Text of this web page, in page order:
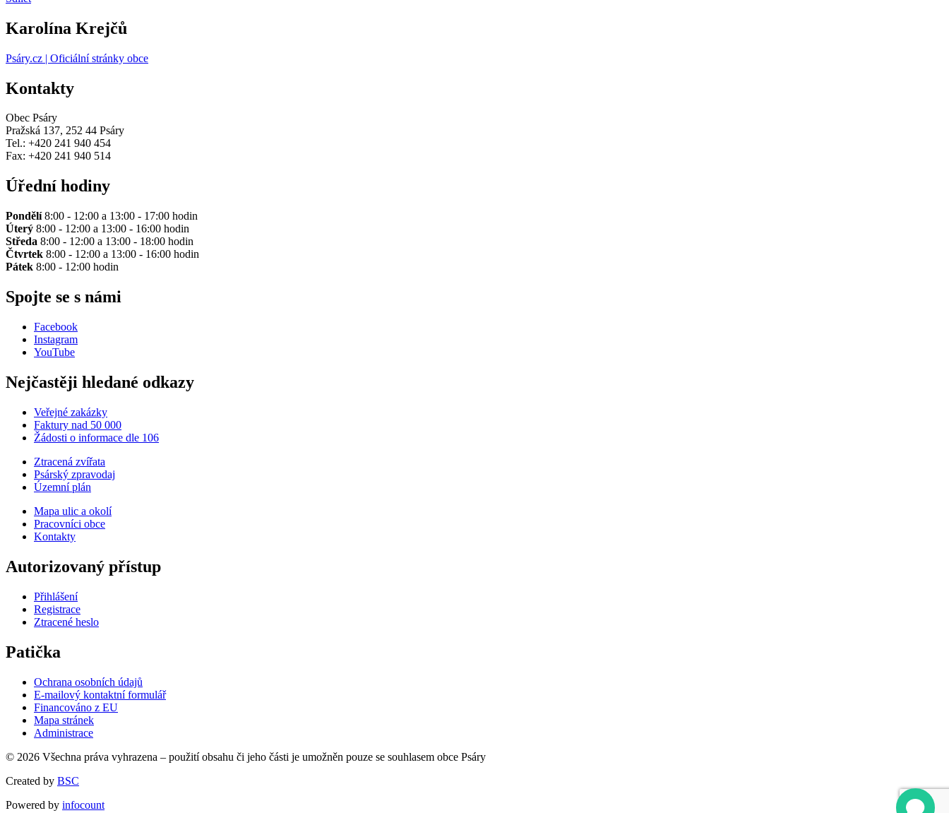
Karolína Krejčů
Psáry.cz | Oficiální stránky obce
Kontakty
Obec Psáry
Pražská 137, 252 44 Psáry
Tel.: +420 241 940 454
Fax: +420 241 940 514
Úřední hodiny
Pondělí8:00 - 12:00 a 13:00 - 17:00 hodin
Úterý 8:00 - 12:00 a 13:00 - 16:00 hodin
Středa 8:00 - 12:00 a 13:00 - 18:00 hodin
Čtvrtek 8:00 - 12:00 a 13:00 - 16:00 hodin
Pátek 8:00 - 12:00 hodin
Spojte se s námi
Facebook
Instagram
YouTube
Nejčastěji hledané odkazy
Veřejné zakázky
Faktury nad 50 000
Žádosti o informace dle 106
Ztracená zvířata
Psárský zpravodaj
Územní plán
Mapa ulic a okolí
Pracovníci obce
Kontakty
Autorizovaný přístup
Přihlášení
Registrace
Ztracené heslo
Patička
Ochrana osobních údajů
E-mailový kontaktní formulář
Financováno z EU
Mapa stránek
Administrace
© 2026 Všechna práva vyhrazena – použití obsahu či jeho části je umožněn pouze se souhlasem obce Psáry
Created by BSC
Powered by infocount